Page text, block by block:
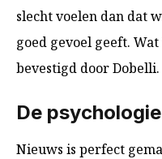
slecht voelen dan dat
goed gevoel geeft.
bevestigd door Dobelli.
De
Nieuws is perfect